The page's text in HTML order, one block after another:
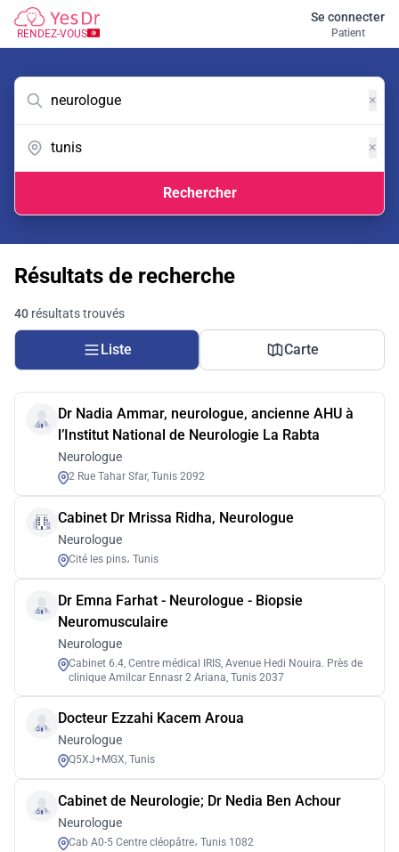
RENDEZ-VOUS
Se connecter
Patient
×
×
Rechercher
Résultats de recherche
40 résultats trouvés
Liste Carte
Dr Nadia Ammar, neurologue, ancienne AHU à
l’Institut National de Neurologie La Rabta
Neurologue
2 Rue Tahar Sfar, Tunis 2092
Cabinet Dr Mrissa Ridha, Neurologue
Neurologue
Cité les pins، Tunis
Dr Emna Farhat - Neurologue - Biopsie
Neuromusculaire
Neurologue
Cabinet 6.4, Centre médical IRIS, Avenue Hedi Nouira. Près de
clinique Amilcar Ennasr 2 Ariana, Tunis 2037
Docteur Ezzahi Kacem Aroua
Neurologue
Q5XJ+MGX, Tunis
Cabinet de Neurologie; Dr Nedia Ben Achour
Neurologue
Cab A0-5 Centre cléopâtre، Tunis 1082